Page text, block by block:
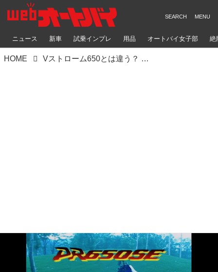
ニュース 新車 試乗インプレ 用品 オートバイ女子部 絶
HOME Vストローム650とは違う？ 644cc単気筒で43馬力！ だけど重量たった166kgの大型オフロードバイク『DR650SE』がスゴい【懐かしスズキの名車を愛でる／DR650SE（1995年）】